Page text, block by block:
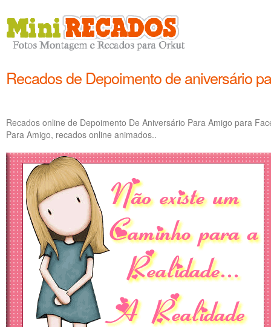
Recados de Depoimento de aniversário
Recados online de Depoimento De Aniversário Para Amigo para
Para Amigo, recados online animados..